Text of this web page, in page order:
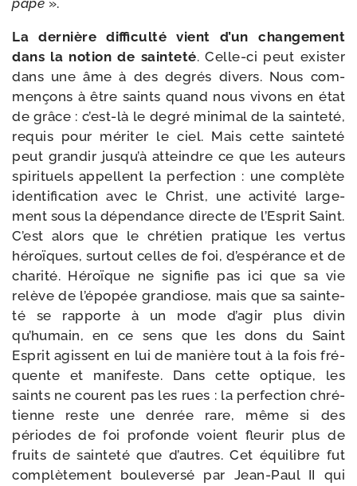
pape ».
La der­nière dif­fi­cul­té vient d’un chan­ge­ment
dans la notion de sain­te­té. Celle-​ci peut exis­ter
dans une âme à des degrés divers. Nous com­
men­çons à être saints quand nous vivons en état
de grâce : c’est-là le degré mini­mal de la sain­te­té,
requis pour méri­ter le ciel. Mais cette sain­te­té
peut gran­dir jusqu’à atteindre ce que les auteurs
spi­ri­tuels appellent la per­fec­tion : une com­plète
iden­ti­fi­ca­tion avec le Christ, une acti­vi­té lar­ge­
ment sous la dépen­dance directe de l’Esprit Saint.
C’est alors que le chré­tien pra­tique les ver­tus
héroïques, sur­tout celles de foi, d’espérance et de
cha­ri­té. Héroïque ne signi­fie pas ici que sa vie
relève de l’épopée gran­diose, mais que sa sain­te­
té se rap­porte à un mode d’agir plus divin
qu’humain, en ce sens que les dons du Saint
Esprit agissent en lui de manière tout à la fois fré­
quente et mani­feste. Dans cette optique, les
saints ne courent pas les rues : la per­fec­tion chré­
tienne reste une den­rée rare, même si des
périodes de foi pro­fonde voient fleu­rir plus de
fruits de sain­te­té que d’autres. Cet équi­libre fut
com­plè­te­ment bou­le­ver­sé par Jean-​Paul II qui